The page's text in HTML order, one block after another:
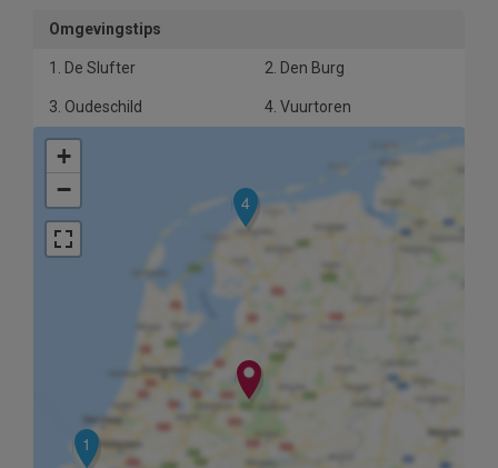
Omgevingstips
1. De Slufter 2. Den Burg
3. Oudeschild 4. Vuurtoren
1
4
+
−